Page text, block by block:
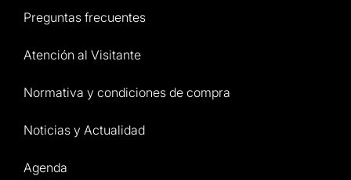
Preguntas frecuentes
Atención al Visitante
Normativa y condiciones de compra
Noticias y Actualidad
Agenda